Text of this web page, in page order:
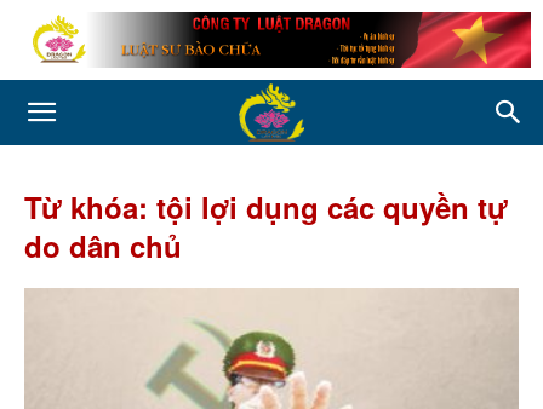
Từ khóa: tội lợi dụng các quyền tự
do dân chủ